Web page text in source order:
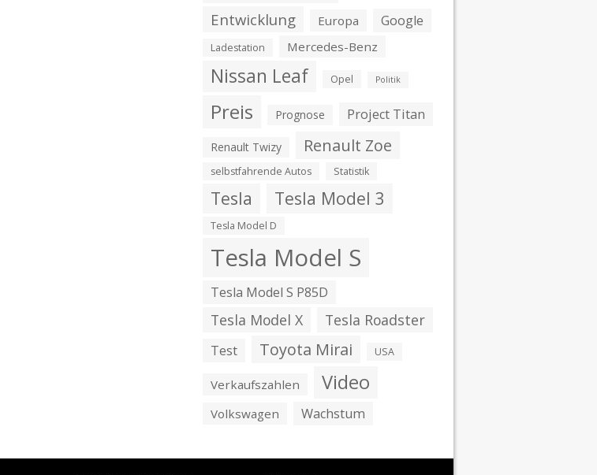
Entwicklung Europa Google
Ladestation Mercedes-Benz
Nissan Leaf Opel Politik
Preis Prognose Project Titan
Renault Twizy Renault Zoe
selbstfahrende Autos Statistik
Tesla Tesla Model 3
Tesla Model D
Tesla Model S
Tesla Model S P85D
Tesla Model X Tesla Roadster
Test Toyota Mirai USA
Verkaufszahlen Video
Volkswagen Wachstum